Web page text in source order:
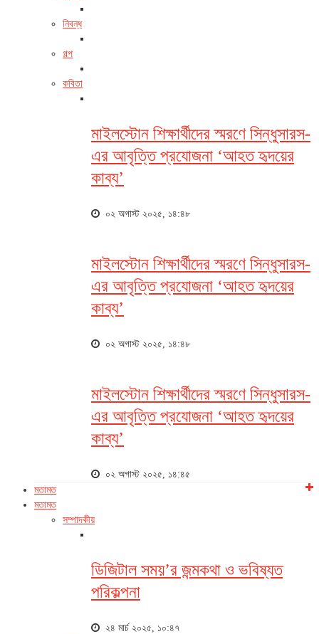
নিবন্ধ
গল্প
কবিতা
মাইলস্টোন শিক্ষার্থীদের স্মরণে সিন্ধুসারস-
এর আবৃত্তি প্রযোজনা ‘আহত হৃদয়ের
কাব্য’
০২ অগাস্ট ২০২৫, ১৪:৪৮
মাইলস্টোন শিক্ষার্থীদের স্মরণে সিন্ধুসারস-
এর আবৃত্তি প্রযোজনা ‘আহত হৃদয়ের
কাব্য’
০২ অগাস্ট ২০২৫, ১৪:৪৮
মাইলস্টোন শিক্ষার্থীদের স্মরণে সিন্ধুসারস-
এর আবৃত্তি প্রযোজনা ‘আহত হৃদয়ের
কাব্য’
০২ অগাস্ট ২০২৫, ১৪:৪৫
মতামত
মতামত
সম্পাদকীয়
ডিজিটাল সময়’র জন্মকথা ও ভবিষ্যত
পরিকল্পনা
২৪ মার্চ ২০২৫, ১০:৪৭